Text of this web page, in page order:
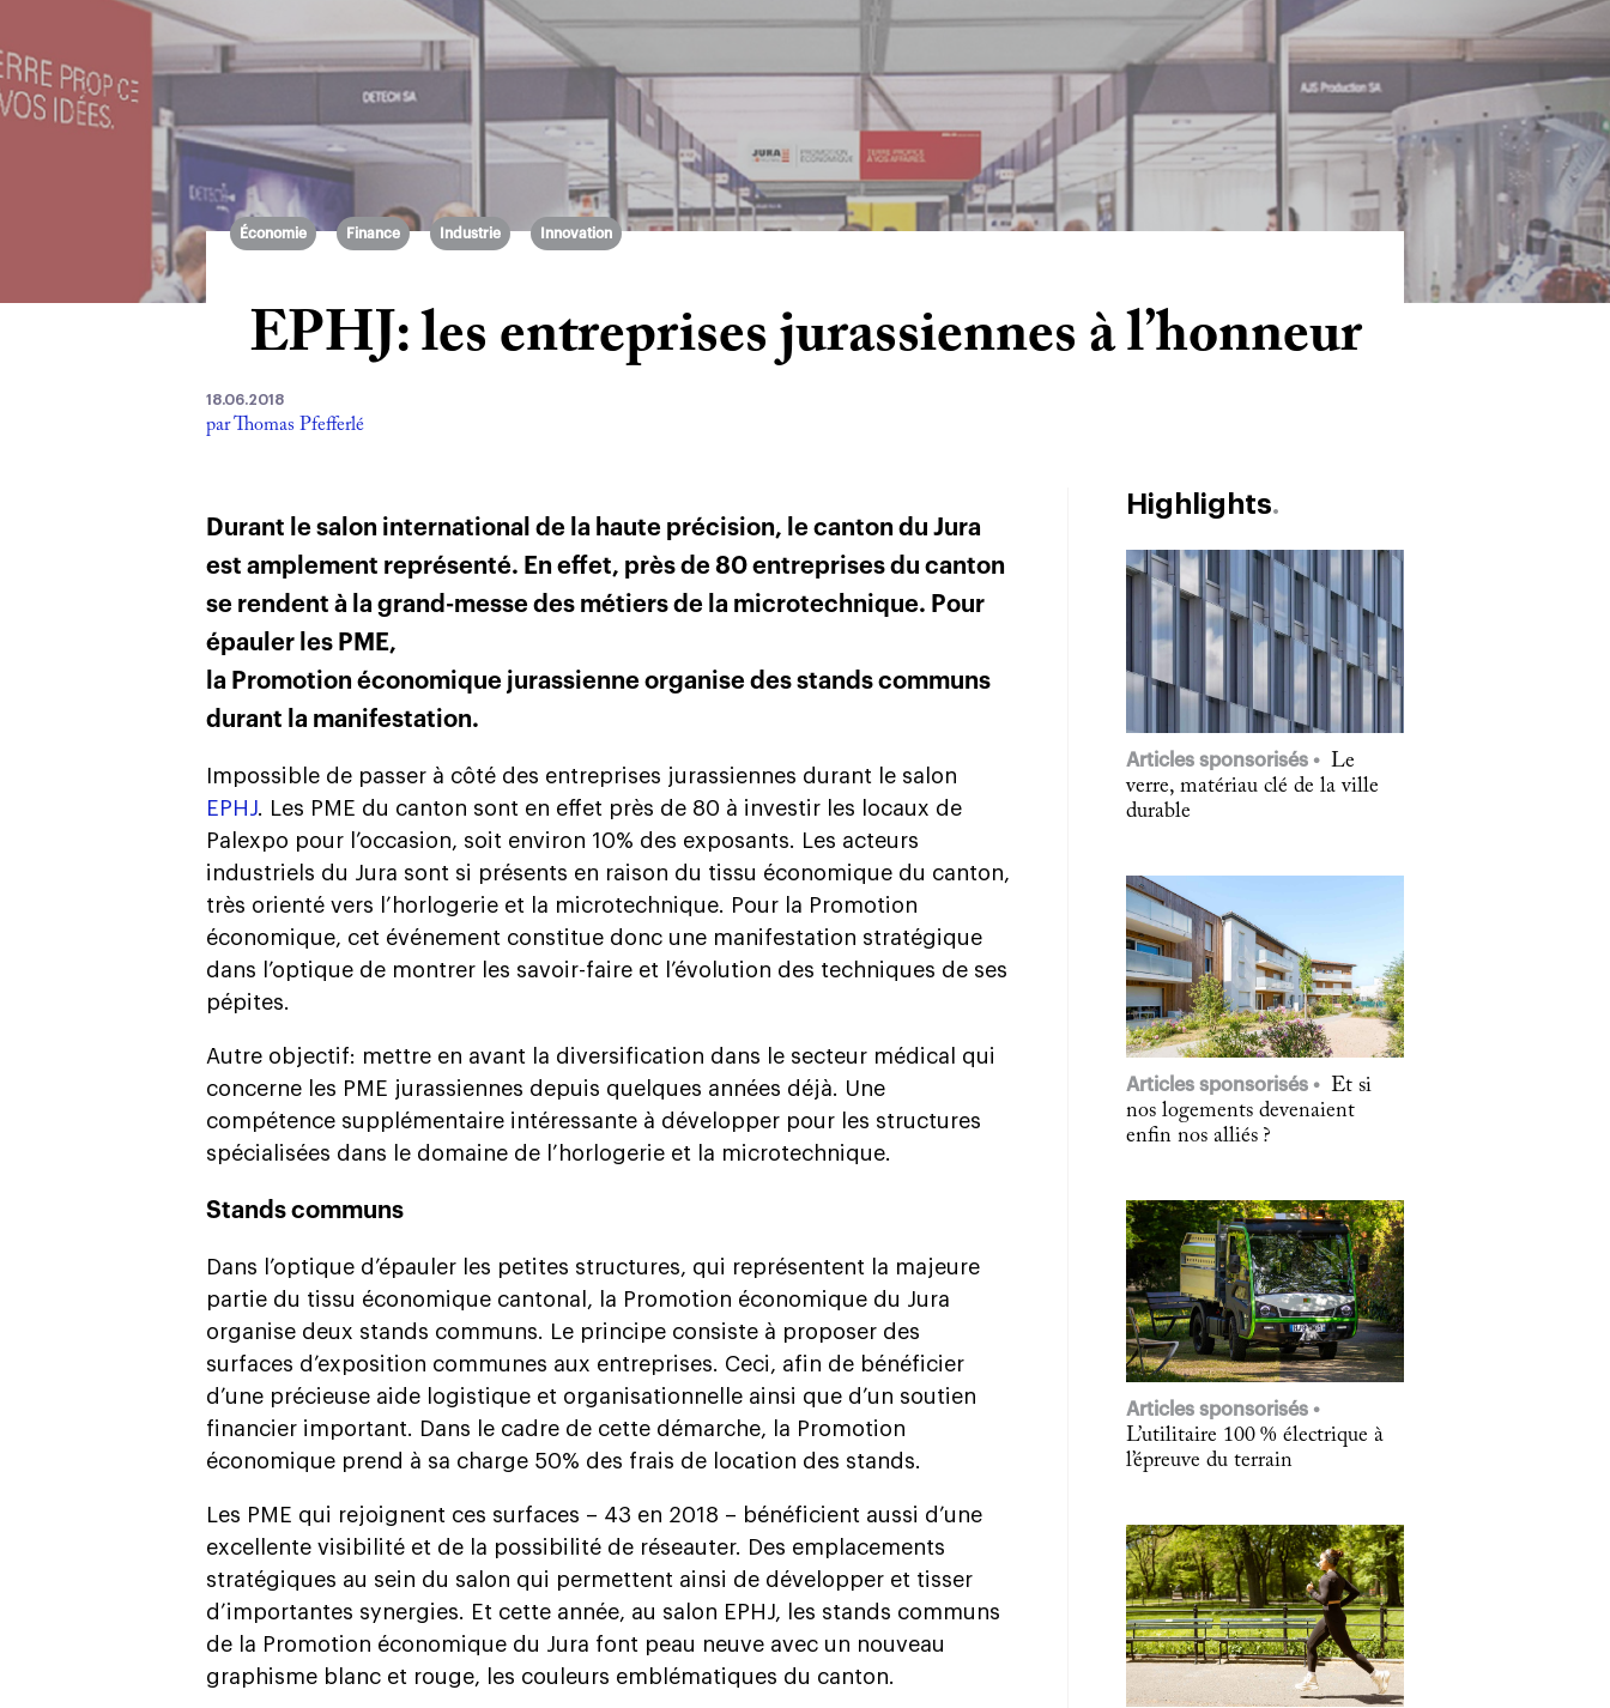
Économie Finance Industrie Innovation
EPHJ: les entreprises jurassiennes à l’honneur
18.06.2018
par Thomas Pfefferlé
Durant le salon international de la haute précision, le canton du Jura
est amplement représenté. En effet, près de 80 entreprises du canton
se rendent à la grand-messe des métiers de la microtechnique. Pour
épauler les PME,
la Promotion économique jurassienne organise des stands communs
durant la manifestation.
Impossible de passer à côté des entreprises jurassiennes durant le salon
EPHJ. Les PME du canton sont en effet près de 80 à investir les locaux de
Palexpo pour l’occasion, soit environ 10% des exposants. Les acteurs
industriels du Jura sont si présents en raison du tissu économique du canton,
très orienté vers l’horlogerie et la microtechnique. Pour la Promotion
économique, cet événement constitue donc une manifestation stratégique
dans l’optique de montrer les savoir-faire et l’évolution des techniques de ses
pépites.
Autre objectif: mettre en avant la diversification dans le secteur médical qui
concerne les PME jurassiennes depuis quelques années déjà. Une
compétence supplémentaire intéressante à développer pour les structures
spécialisées dans le domaine de l’horlogerie et la microtechnique.
Stands communs
Dans l’optique d’épauler les petites structures, qui représentent la majeure
partie du tissu économique cantonal, la Promotion économique du Jura
organise deux stands communs. Le principe consiste à proposer des
surfaces d’exposition communes aux entreprises. Ceci, afin de bénéficier
d’une précieuse aide logistique et organisationnelle ainsi que d’un soutien
financier important. Dans le cadre de cette démarche, la Promotion
économique prend à sa charge 50% des frais de location des stands.
Les PME qui rejoignent ces surfaces – 43 en 2018 – bénéficient aussi d’une
excellente visibilité et de la possibilité de réseauter. Des emplacements
stratégiques au sein du salon qui permettent ainsi de développer et tisser
d’importantes synergies. Et cette année, au salon EPHJ, les stands communs
de la Promotion économique du Jura font peau neuve avec un nouveau
graphisme blanc et rouge, les couleurs emblématiques du canton.
Highlights
Articles sponsorisés
Le
verre, matériau clé de la ville
durable
Articles sponsorisés
Et si
nos logements devenaient
enfin nos alliés ?
Articles sponsorisés
L’utilitaire 100 % électrique à
l’épreuve du terrain